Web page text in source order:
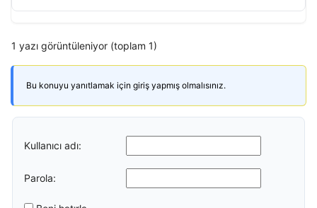
1 yazı görüntüleniyor (toplam 1)
Bu konuyu yanıtlamak için giriş yapmış olmalısınız.
Kullanıcı adı:
Parola: